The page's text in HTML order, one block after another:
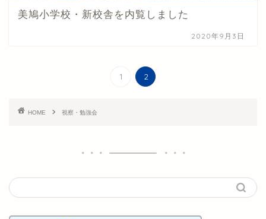
美鳩小学校・新校舎を内覧しました
2020年9月3日
1 2
HOME 視察・勉強会